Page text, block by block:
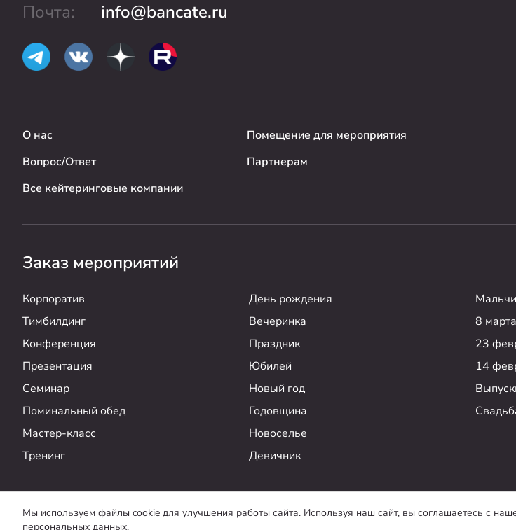
Почта:
info@bancate.ru
О нас
Вопрос/Ответ
Все кейтеринговые компании
Помещение для мероприятия
Партнерам
Заказ мероприятий
Корпоратив
Тимбилдинг
Конференция
Презентация
Семинар
Поминальный обед
Мастер-класс
Тренинг
День рождения
Вечеринка
Праздник
Юбилей
Новый год
Годовщина
Новоселье
Девичник
8 марта
23
14
Мы используем файлы cookie для улучшения работы сайта. Используя наш сайт, вы соглашаетесь с
персональных данных.